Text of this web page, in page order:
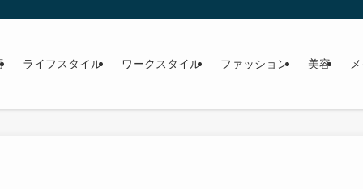
ライフスタイル ワークスタイル ファッション 美容